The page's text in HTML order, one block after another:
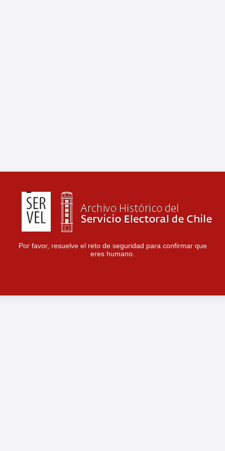
Por favor, resuelve el reto de seguridad para confirmar que
eres humano.